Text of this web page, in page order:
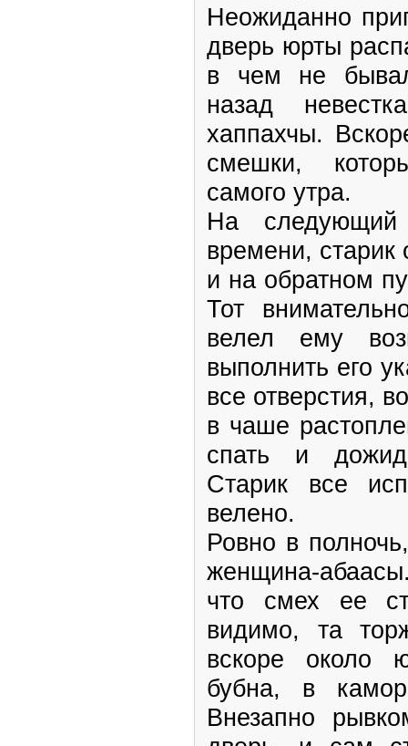
Неожиданно
дверь юрты
в чем не
назад
хаппахчы.
смешки,
самого утра.
На
времени, старик
и на обратном
Тот
велел ему
выполнить его
все отверстия,
в чаше
спать и
Старик все
велено.
Ровно в
женщина-
что смех ее
видимо, та
вскоре около
бубна, в
Внезапно